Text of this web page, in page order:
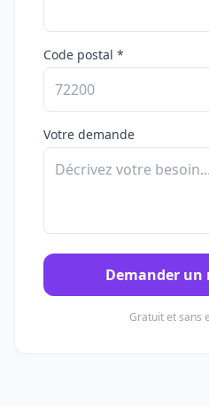
Code postal *
Votre demande
Demander un
Gratuit et sans